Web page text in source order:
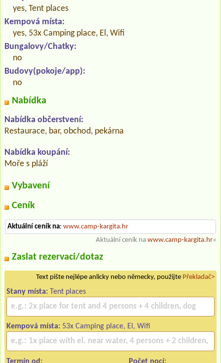
yes, Tent places
Kempová místa:
yes, 53x Camping place, El, Wifi
Bungalovy/Chatky:
no
Budovy(pokoje/app):
no
Nabídka
Nabídka občerstvení:
Restaurace, bar, obchod, pekárna
Nabídka koupání:
Moře s pláží
Vybavení
Ceník
Aktuální ceník na: www.camp-kargita.hr
Aktuální ceník na www.camp-kargita.hr»
Zaslat rezervaci/dotaz
Text pište nejlépe anlicky nebo německy, použijte Překladač>
Stany místa: Tent places
Kempová místa: 53x Camping place, El, Wifi
Termín od: Počet nocí: